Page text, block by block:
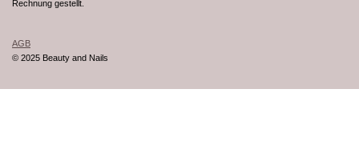
Rechnung gestellt.
AGB
© 2025 Beauty and Nails